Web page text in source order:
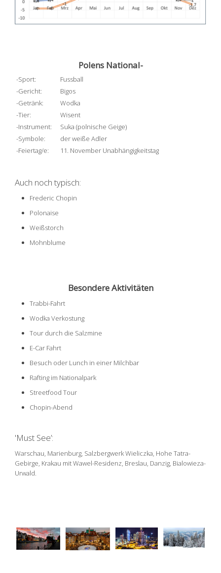
Polens National-
-Sport:
Fussball
-Gericht:
Bigos
-Getränk:
Wodka
-Tier:
Wisent
-Instrument:
Suka (polnische Geige)
-Symbole:
der weiße Adler
-Feiertag/e:
11. November Unabhängigkeitstag
Auch noch typisch:
Frederic Chopin
Polonaise
Weißstorch
Mohnblume
Besondere Aktivitäten
Trabbi-Fahrt
Wodka Verkostung
Tour durch die Salzmine
E-Car Fahrt
Besuch oder Lunch in einer Milchbar
Rafting im Nationalpark
Streetfood Tour
Chopin-Abend
'Must See’:
Warschau, Marienburg, Salzbergwerk Wieliczka, Hohe Tatra-
Gebirge, Krakau mit Wawel-Residenz, Breslau, Danzig, Bialowieza-
Urwald.